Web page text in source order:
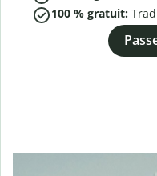
100 % gratuit: